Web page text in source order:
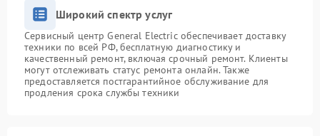
Широкий спектр услуг
Сервисный центр General Electric обеспечивает доставку
техники по всей РФ, бесплатную диагностику и
качественный ремонт, включая срочный ремонт. Клиенты
могут отслеживать статус ремонта онлайн. Также
предоставляется постгарантийное обслуживание для
продления срока службы техники